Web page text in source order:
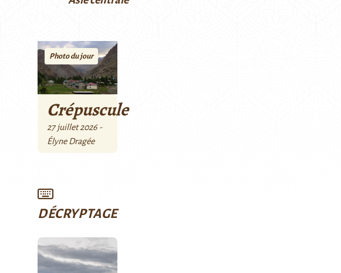
Photo du jour
Crépuscule
27 juillet 2026 -
Élyne Dragée
DÉCRYPTAGE